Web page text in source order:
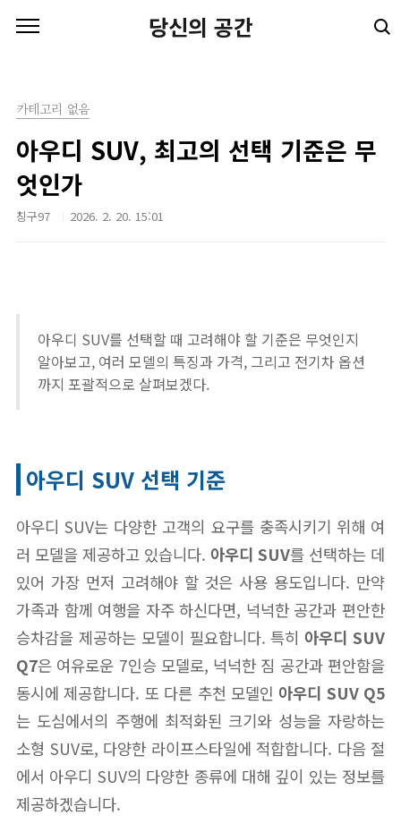
당신의 공간
카테고리 없음
아우디 SUV, 최고의 선택 기준은 무
엇인가
칭구97 2026. 2. 20. 15:01
아우디 SUV를 선택할 때 고려해야 할 기준은 무엇인지
알아보고, 여러 모델의 특징과 가격, 그리고 전기차 옵션
까지 포괄적으로 살펴보겠다.
아우디 SUV 선택 기준
아우디 SUV는 다양한 고객의 요구를 충족시키기 위해 여
러 모델을 제공하고 있습니다. 아우디 SUV를 선택하는 데
있어 가장 먼저 고려해야 할 것은 사용 용도입니다. 만약
가족과 함께 여행을 자주 하신다면, 넉넉한 공간과 편안한
승차감을 제공하는 모델이 필요합니다. 특히 아우디 SUV
Q7은 여유로운 7인승 모델로, 넉넉한 짐 공간과 편안함을
동시에 제공합니다. 또 다른 추천 모델인 아우디 SUV Q5
는 도심에서의 주행에 최적화된 크기와 성능을 자랑하는
소형 SUV로, 다양한 라이프스타일에 적합합니다. 다음 절
에서 아우디 SUV의 다양한 종류에 대해 깊이 있는 정보를
제공하겠습니다.